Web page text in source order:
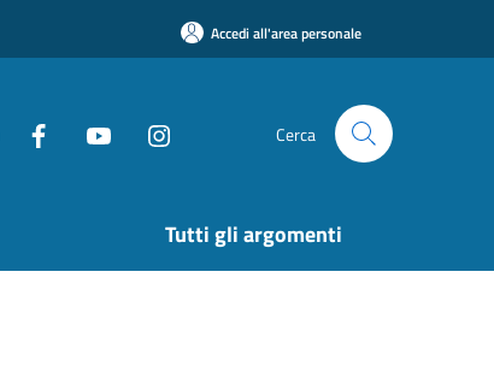
Accedi all'area personale
Cerca
Tutti gli argomenti